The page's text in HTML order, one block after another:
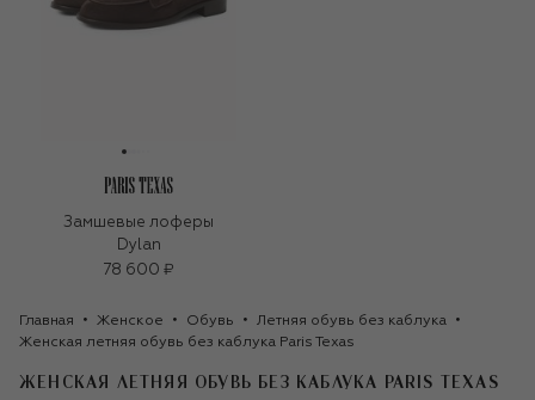
Замшевые лоферы
Dylan
78 600 ₽
Главная Женское Обувь
Летняя обувь без каблука
Женская летняя обувь без каблука Paris Texas
ЖЕНСКАЯ ЛЕТНЯЯ ОБУВЬ БЕЗ КАБЛУКА PARIS TEXAS